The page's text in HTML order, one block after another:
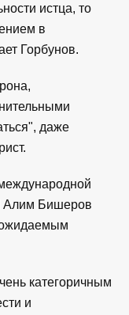
истца, то
в
Горбунов.
даже
Алим Бишеров
ожидаемым
категоричным
и